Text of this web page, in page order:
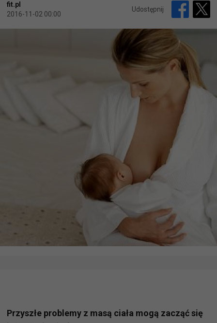
fit.pl
2016-11-02 00:00
Udostępnij
Przyszłe problemy z masą ciała mogą zacząć się